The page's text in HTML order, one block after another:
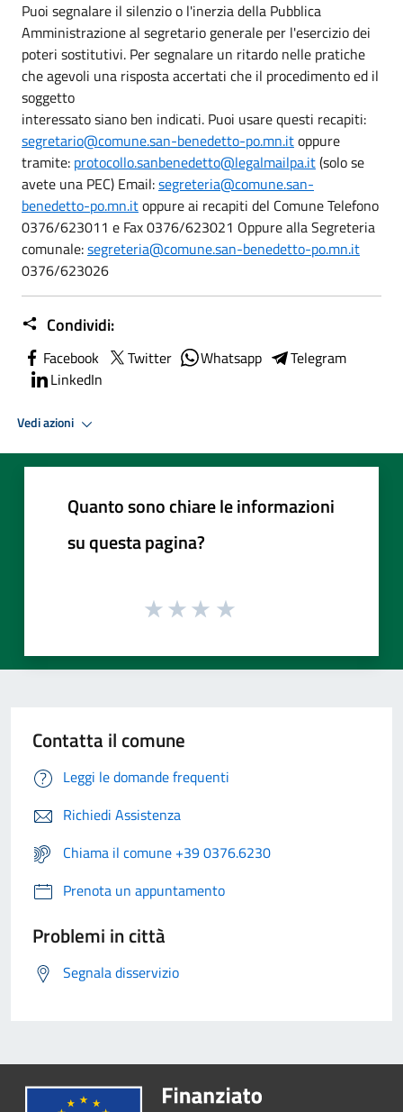
Puoi segnalare il silenzio o l'inerzia della Pubblica
Amministrazione al segretario generale per l'esercizio dei
poteri sostitutivi. Per segnalare un ritardo nelle pratiche
che agevoli una risposta accertati che il procedimento ed il
soggetto
interessato siano ben indicati. Puoi usare questi recapiti:
segretario@comune.san-benedetto-po.mn.itoppure
tramite: protocollo.sanbenedetto@legalmailpa.it(solo se
avete una PEC) Email:segreteria@comune.san-
benedetto-po.mn.itoppure ai recapiti del Comune Telefono
0376/623011 e Fax 0376/623021 Oppure alla Segreteria
comunale:segreteria@comune.san-benedetto-po.mn.it
0376/623026
Condividi:
Facebook Twitter Whatsapp
Telegram
LinkedIn
Vedi azioni
Quanto sono chiare le informazioni
su questa pagina?
Contatta il comune
Leggi le domande frequenti
Richiedi Assistenza
Chiama il comune +39 0376.6230
Prenota un appuntamento
Problemi in città
Segnala disservizio